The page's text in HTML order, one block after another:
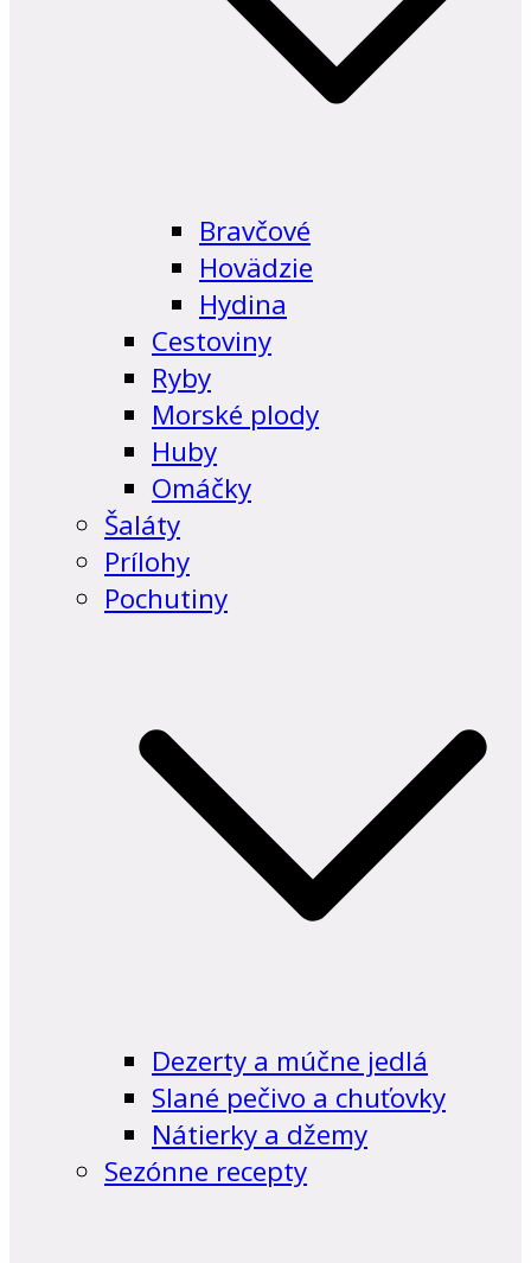
Bravčové
Hovädzie
Hydina
Cestoviny
Ryby
Morské plody
Huby
Omáčky
Šaláty
Prílohy
Pochutiny
Dezerty a múčne jedlá
Slané pečivo a chuťovky
Nátierky a džemy
Sezónne recepty